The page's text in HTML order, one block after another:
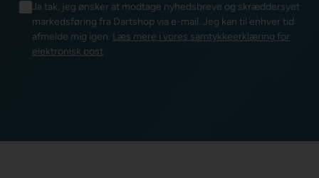
Ja tak, jeg ønsker at modtage nyhedsbreve og skræddersyet
markedsføring fra Dartshop via e-mail. Jeg kan til enhver tid
afmelde mig igen. Læs mere i vores samtykkeerklæring for
elektronisk post